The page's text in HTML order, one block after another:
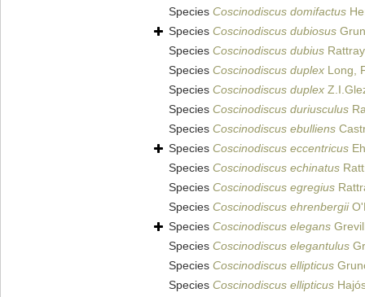
Species Coscinodiscus domifactus
Species Coscinodiscus dubiosus
Species Coscinodiscus dubius
Species Coscinodiscus duplex Long,
Species Coscinodiscus duplex
Species Coscinodiscus duriusculus
Species Coscinodiscus ebulliens
Species Coscinodiscus eccentricus
Species Coscinodiscus echinatus
Species Coscinodiscus egregius
Species Coscinodiscus ehrenbergii
Species Coscinodiscus elegans
Species Coscinodiscus elegantulus
Species Coscinodiscus ellipticus
Species Coscinodiscus ellipticus